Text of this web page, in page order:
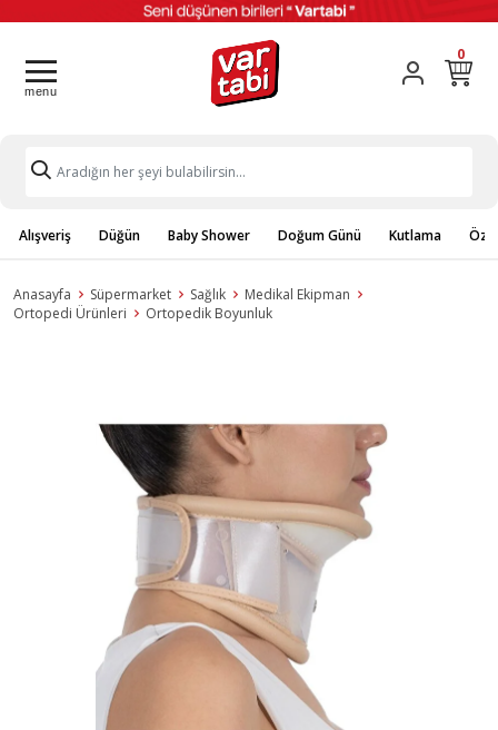
0
Alışveriş Düğün Baby Shower Doğum Günü Kutlama
Anasayfa Süpermarket Sağlık
Medikal Ekipman
Ortopedi Ürünleri
Ortopedik Boyunluk